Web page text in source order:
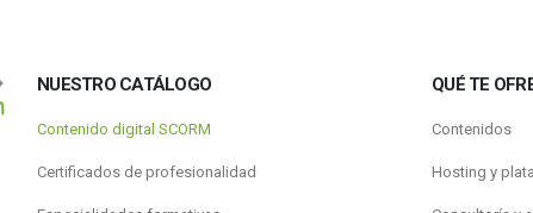
NUESTRO CATÁLOGO
Contenido digital SCORM
Certificados de profesionalidad
QUÉ TE
Contenidos
Hosting y